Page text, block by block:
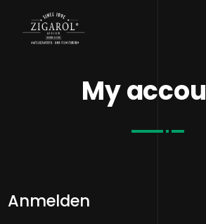
My
Anmelden